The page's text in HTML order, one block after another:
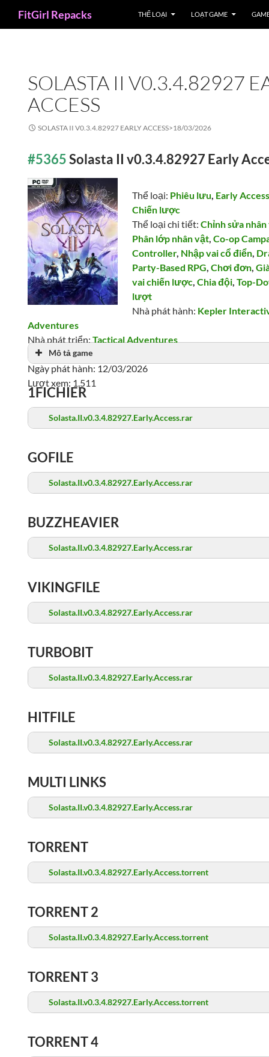
FitGirl Repacks THỂ LOẠI LOẠT GAME
SOLASTA II V0.3.4.82927
ACCESS
SOLASTA II V0.3.4.82927 EARLY ACCESS>18/03/2026
#5365Solasta II v0.3.4.82927 Early
Thể loại: Phiêu lưu, Early
Chiến lược
Thể loại chi tiết:Chỉnh sửa
Phân lớp nhân vật,Co-op
Controller, Nhập vai cổ điển,
Party-Based RPG,Chơi đơn,
vai chiến lược,Chia đội,Top-
lượt
Nhà phát hành: Kepler
Adventures
Nhà phát triển:Tactical Adventures
Dung lượng:27 GB
Ngày phát hành: 12/03/2026
Lượt xem: 1,511
Mô tả game
1FICHIER
Solasta.II.v0.3.4.82927.Early.Access.rar
GOFILE
Solasta.II.v0.3.4.82927.Early.Access.rar
BUZZHEAVIER
Solasta.II.v0.3.4.82927.Early.Access.rar
VIKINGFILE
Solasta.II.v0.3.4.82927.Early.Access.rar
TURBOBIT
Solasta.II.v0.3.4.82927.Early.Access.rar
HITFILE
Solasta.II.v0.3.4.82927.Early.Access.rar
MULTI LINKS
Solasta.II.v0.3.4.82927.Early.Access.rar
TORRENT
Solasta.II.v0.3.4.82927.Early.Access.torrent
TORRENT 2
Solasta.II.v0.3.4.82927.Early.Access.torrent
TORRENT 3
Solasta.II.v0.3.4.82927.Early.Access.torrent
TORRENT 4